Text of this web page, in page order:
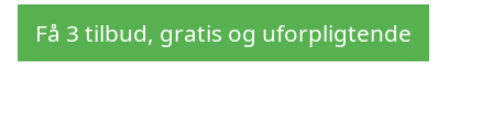
Få 3 tilbud, gratis og uforpligtende